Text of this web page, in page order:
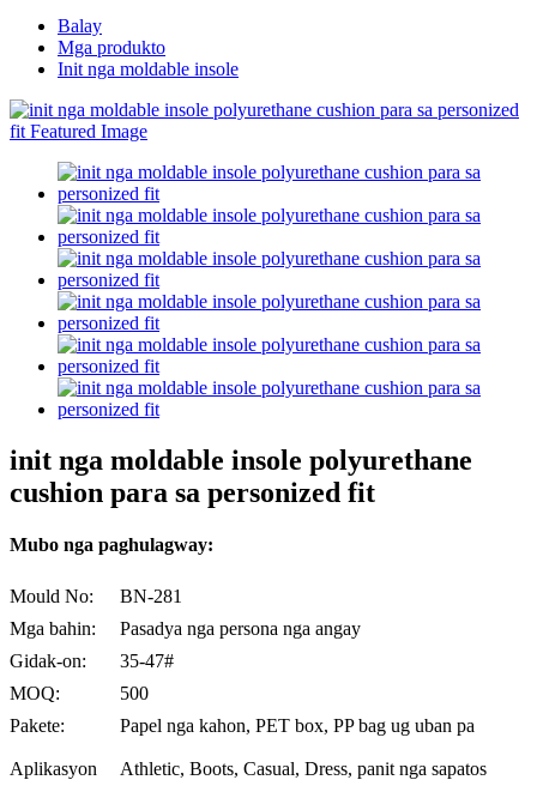
Balay
Mga produkto
Init nga moldable insole
init nga moldable insole polyurethane
cushion para sa personized fit
Mubo nga paghulagway:
Mould No:
BN-281
Mga bahin:
Pasadya nga persona nga angay
Gidak-on:
35-47#
MOQ:
500
Pakete:
Papel nga kahon, PET box, PP bag ug uban pa
Aplikasyon Athletic, Boots, Casual, Dress, panit nga sapatos